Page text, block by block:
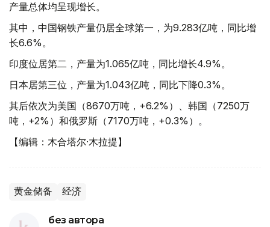
产量总体均呈现增长。
其中，中国钢铁产量仍居全球第一，为9.283亿吨，同比增
长6.6%。
印度位居第二，产量为1.065亿吨，同比增长4.9%。
日本居第三位，产量为1.043亿吨，同比下降0.3%。
其后依次为美国（8670万吨，+6.2%）、韩国（7250万
吨，+2%）和俄罗斯（7170万吨，+0.3%）。
【编辑：木合塔尔·木拉提】
黄金储备 经济
без автора